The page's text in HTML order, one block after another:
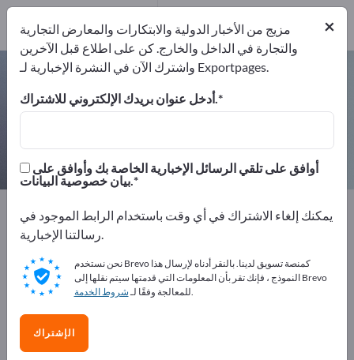
أجهزة دقيقة لقياس الضغط – اعثر على
الشركات المصنعة والموردين
من
1
Exportpages تقنية القياس والبصريات
تقنيات القياس
أدوات قياس فيزيائية
أجهزة قياس الضغط والمانومترات
أعلن مجانًا على Exportpages!
الاحتياجات – العروض – السلع المستعملة – جهات الاتصال
التجارية >> ابدأ من هنا
×
مزيج من الأخبار الدولية والابتكارات والمعارض التجارية
والتجارة في الداخل والخارج. كن على اطلاع قبل الآخرين
واشترك الآن في النشرة الإخبارية لـ Exportpages.
أدخل عنوان بريدك الإلكتروني للاشتراك.
بيان خصوصية البيانات.
يمكنك إلغاء الاشتراك في أي وقت باستخدام الرابط الموجود في
رسالتنا الإخبارية.
نحن نستخدم Brevo كمنصة تسويق لدينا. بالنقر أدناه لإرسال هذا
النموذج ، فإنك تقر بأن المعلومات التي قدمتها سيتم نقلها إلى Brevo
للمعالجة وفقًا لـشروط الخدمة .
الإشتراك